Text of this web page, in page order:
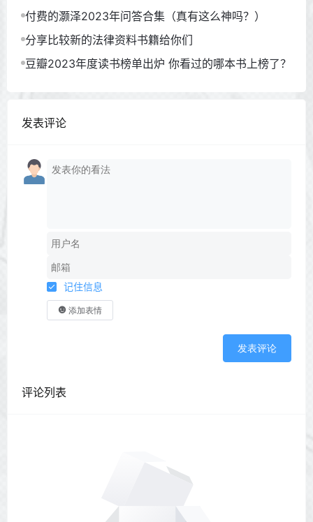
付费的灏泽2023年问答合集（真有这么神吗？）
分享比较新的法律资料书籍给你们
豆瓣2023年度读书榜单出炉 你看过的哪本书上榜了？
发表评论
记住信息
添加表情
发表评论
评论列表